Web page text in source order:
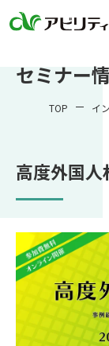
セミナー
TOP イ
高度外国人